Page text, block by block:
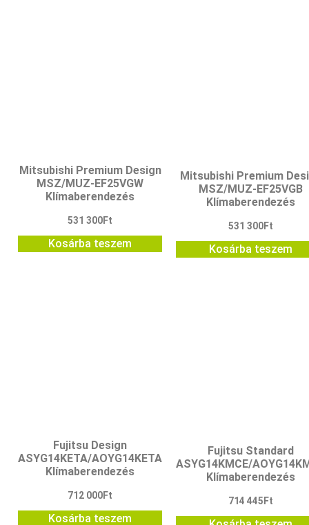
Mitsubishi Premium Design
MSZ/MUZ-EF25VGW
Klímaberendezés
531 300Ft
Kosárba teszem
Mitsubishi Premium
MSZ/MUZ-EF25VGB
Klímaberendezés
531 300Ft
Kosárba teszem
Fujitsu Design
ASYG14KETA/AOYG14KETA
Klímaberendezés
712 000Ft
Kosárba teszem
Fujitsu Standard
ASYG14KMCE/
Klímaberendezés
714 445 Ft